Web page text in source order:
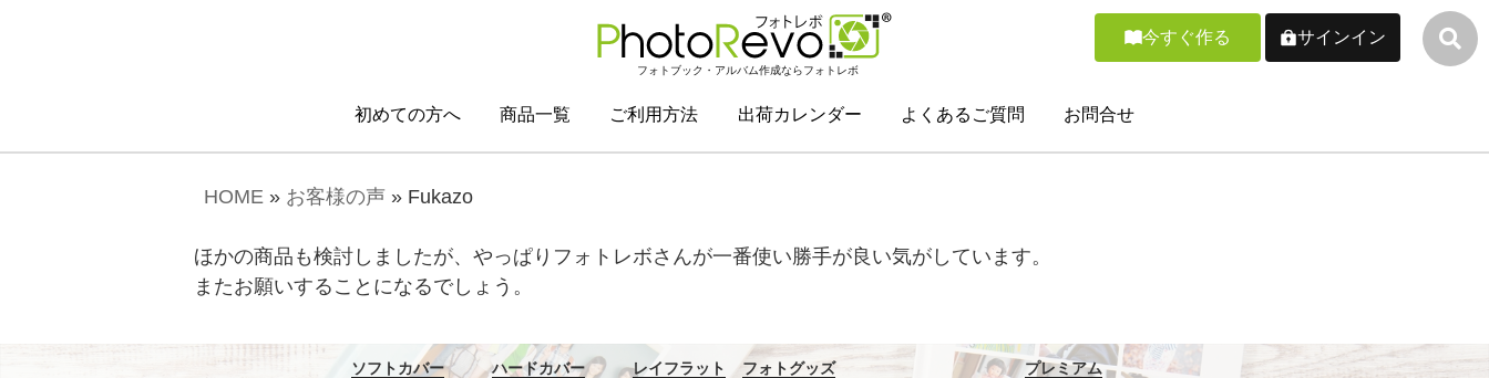
フォトブック・アルバム作成ならフォトレボ
今すぐ作る サインイン
初めての方へ 商品一覧 ご利用方法 出荷カレンダー よくあるご質問 お問合せ
HOME » お客様の声 » Fukazo
ほかの商品も検討しましたが、やっぱりフォトレボさんが一番使い勝手が良い気がしています。
またお願いすることになるでしょう。
ソフトカバー ハードカバー レイフラット フォトグッズ プレミアム